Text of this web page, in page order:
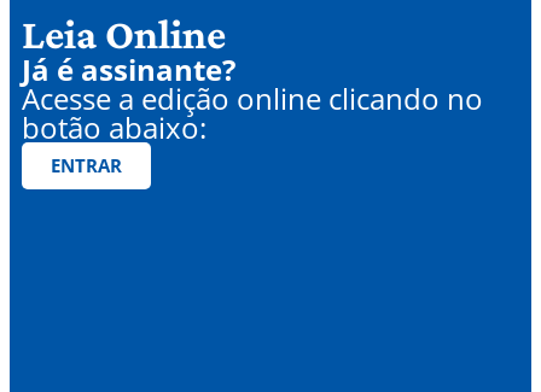
Leia Online
Já é assinante?
Acesse a edição online clicando no
botão abaixo:
ENTRAR